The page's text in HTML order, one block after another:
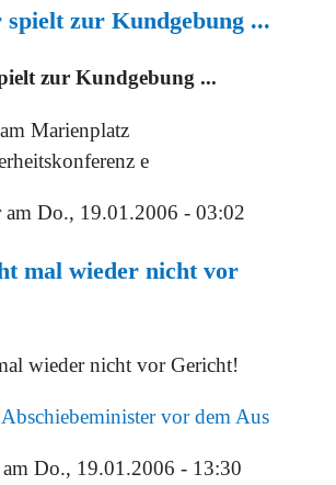
spielt zur Kundgebung ...
zur Kundgebung ...
Marienplatz
e
am Do., 19.01.2006 - 03:02
mal wieder nicht vor
wieder nicht vor Gericht!
Abschiebeminister vor dem Aus
am Do., 19.01.2006 - 13:30